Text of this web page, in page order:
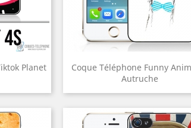
Planet
Coque Téléphone Funny
Autruche